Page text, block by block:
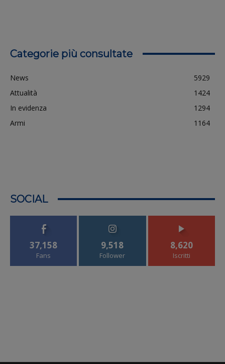
Categorie più consultate
News
5929
Attualità
1424
In evidenza
1294
Armi
1164
SOCIAL
37,158
Fans
9,518
Follower
8,620
Iscritti